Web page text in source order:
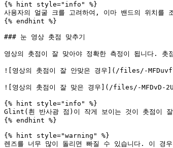
{% hint style="info" %}
사용자의 얼굴 크를 고려하여, 이마 밴드의 위치를
{% endhint %}
### 눈 영상 촛점 맞추기
영상의 촛점이 잘 맞아야 정확한 측정이 됩니다. 촛
![영상의 촛점이 잘 안맞은 경우](/files/-
![영상의 촛점이 잘 맞은 경우](/files/-MFDvD-
{% hint style="info" %}
Glint(흰 반사광 점)이 작게 보이는 것이 촛점이
{% endhint %}
{% hint style="warning" %}
렌즈를 너무 많이 돌리면 빠질 수 있습니다. 이 경